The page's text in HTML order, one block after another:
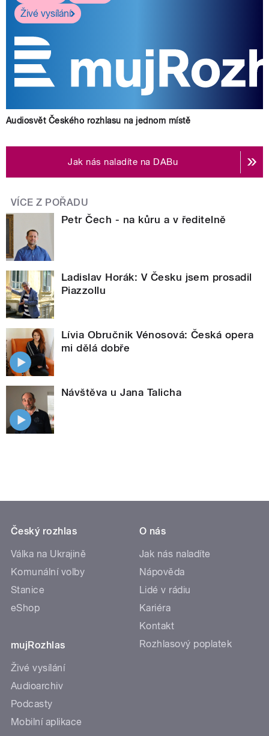
Živé vysílání
Audiosvět Českého rozhlasu na jednom místě
Jak nás naladíte na DABu
VÍCE Z POŘADU
Petr Čech - na kůru a v ředitelně
Ladislav Horák: V Česku jsem prosadil
Piazzollu
Lívia Obručnik Vénosová: Česká opera
mi dělá dobře
Návštěva u Jana Talicha
Český rozhlas
Válka na Ukrajině
Komunální volby
Stanice
eShop
mujRozhlas
Živé vysílání
Audioarchiv
Podcasty
Mobilní aplikace
O nás
Jak nás naladíte
Nápověda
Lidé v rádiu
Kariéra
Kontakt
Rozhlasový poplatek